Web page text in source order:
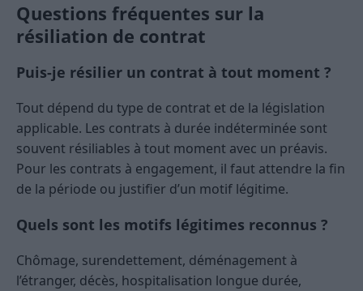
Questions fréquentes sur la
résiliation de contrat
Puis-je résilier un contrat à tout moment ?
Tout dépend du type de contrat et de la législation
applicable. Les contrats à durée indéterminée sont
souvent résiliables à tout moment avec un préavis.
Pour les contrats à engagement, il faut attendre la fin
de la période ou justifier d’un motif légitime.
Quels sont les motifs légitimes reconnus ?
Chômage, surendettement, déménagement à
l’étranger, décès, hospitalisation longue durée,